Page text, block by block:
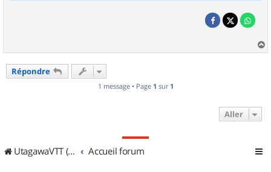
a
Répondre
1 message • Page 1 sur 1
Aller
UtagawaVTT (Randos VTT et VTTAE avec traces GPS) Accueil forum